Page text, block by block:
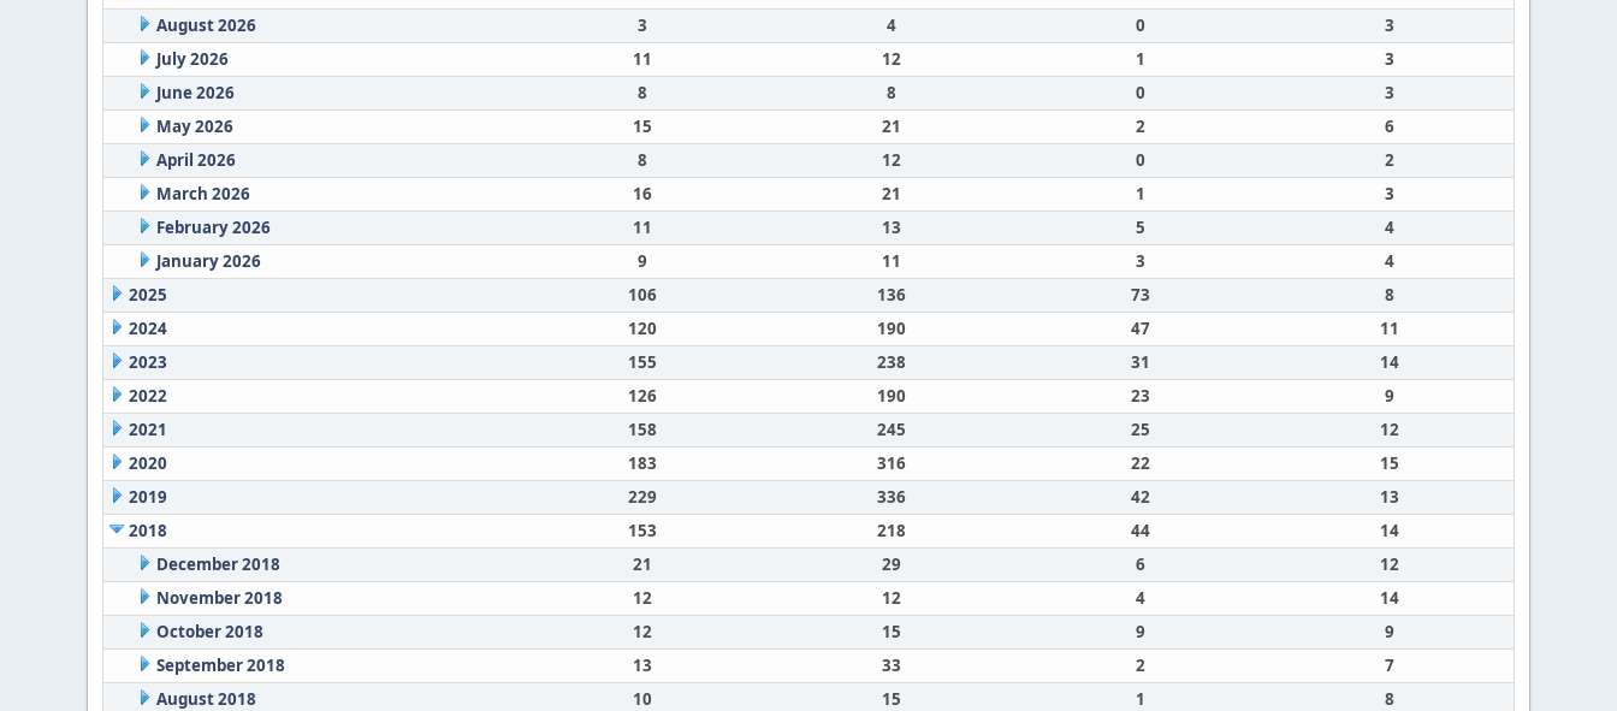
August 2026
3 4 0
3
July 2026
11 12 1
3
June 2026
8 8 0
3
May 2026
15 21 2
6
April 2026
8 12 0
2
March 2026
16 21 1
3
February 2026
11 13 5
4
January 2026
9 11 3
4
2025
106 136 73
8
2024
120 190 47
11
2023
155 238 31
14
2022
126 190 23
9
2021
158 245 25
12
2020
183 316 22
15
2019
229 336 42
13
2018
153 218 44
14
December 2018
21 29 6
12
November 2018
12 12 4
14
October 2018
12 15 9
9
September 2018
13 33 2
7
August 2018
10 15 1
8